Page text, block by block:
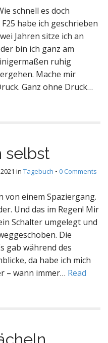
schnell es doch
habe ich geschrieben
Jahren sitze ich an
bin ich ganz am
ruhig
Mache mir
Ganz ohne Druck…
selbst
in Tagebuch • 0 Comments
von einem Spaziergang.
Und das im Regen! Mir
Schalter umgelegt und
Die
gab während des
da habe ich mich
– wann immer… Read